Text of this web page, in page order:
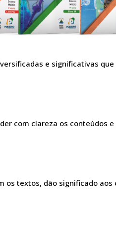
e significativas
com clareza os conteúdos
textos, dão significado